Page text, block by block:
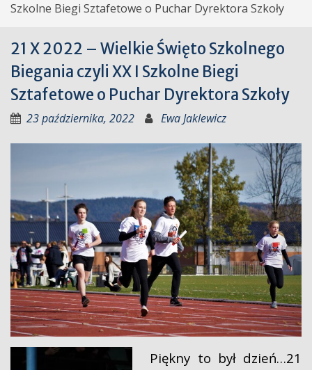
Szkolne Biegi Sztafetowe o Puchar Dyrektora Szkoły
21 X 2022 – Wielkie Święto Szkolnego
Biegania czyli XX I Szkolne Biegi
Sztafetowe o Puchar Dyrektora Szkoły
23 października, 2022 Ewa Jaklewicz
Piękny to był dzień…21